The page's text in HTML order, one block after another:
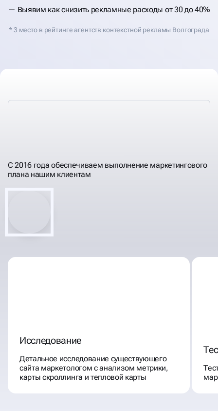
Выявим как снизить рекламные расходы от 30 до 40%
* 3 место в рейтинге агентств контекстной рекламы Волгограда
АУДИТА САЙТА
С 2016 года обеспечиваем выполнение маркетингового
плана нашим клиентам
Исследование
Детальное исследование существующего
сайта маркетологом с анализом метрики,
карты скроллинга и тепловой карты